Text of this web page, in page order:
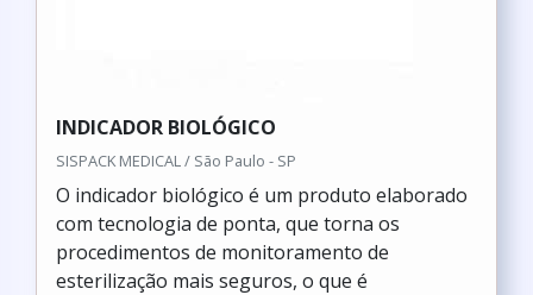
INDICADOR BIOLÓGICO
SISPACK MEDICAL / São Paulo - SP
O indicador biológico é um produto elaborado
com tecnologia de ponta, que torna os
procedimentos de monitoramento de
esterilização mais seguros, o que é